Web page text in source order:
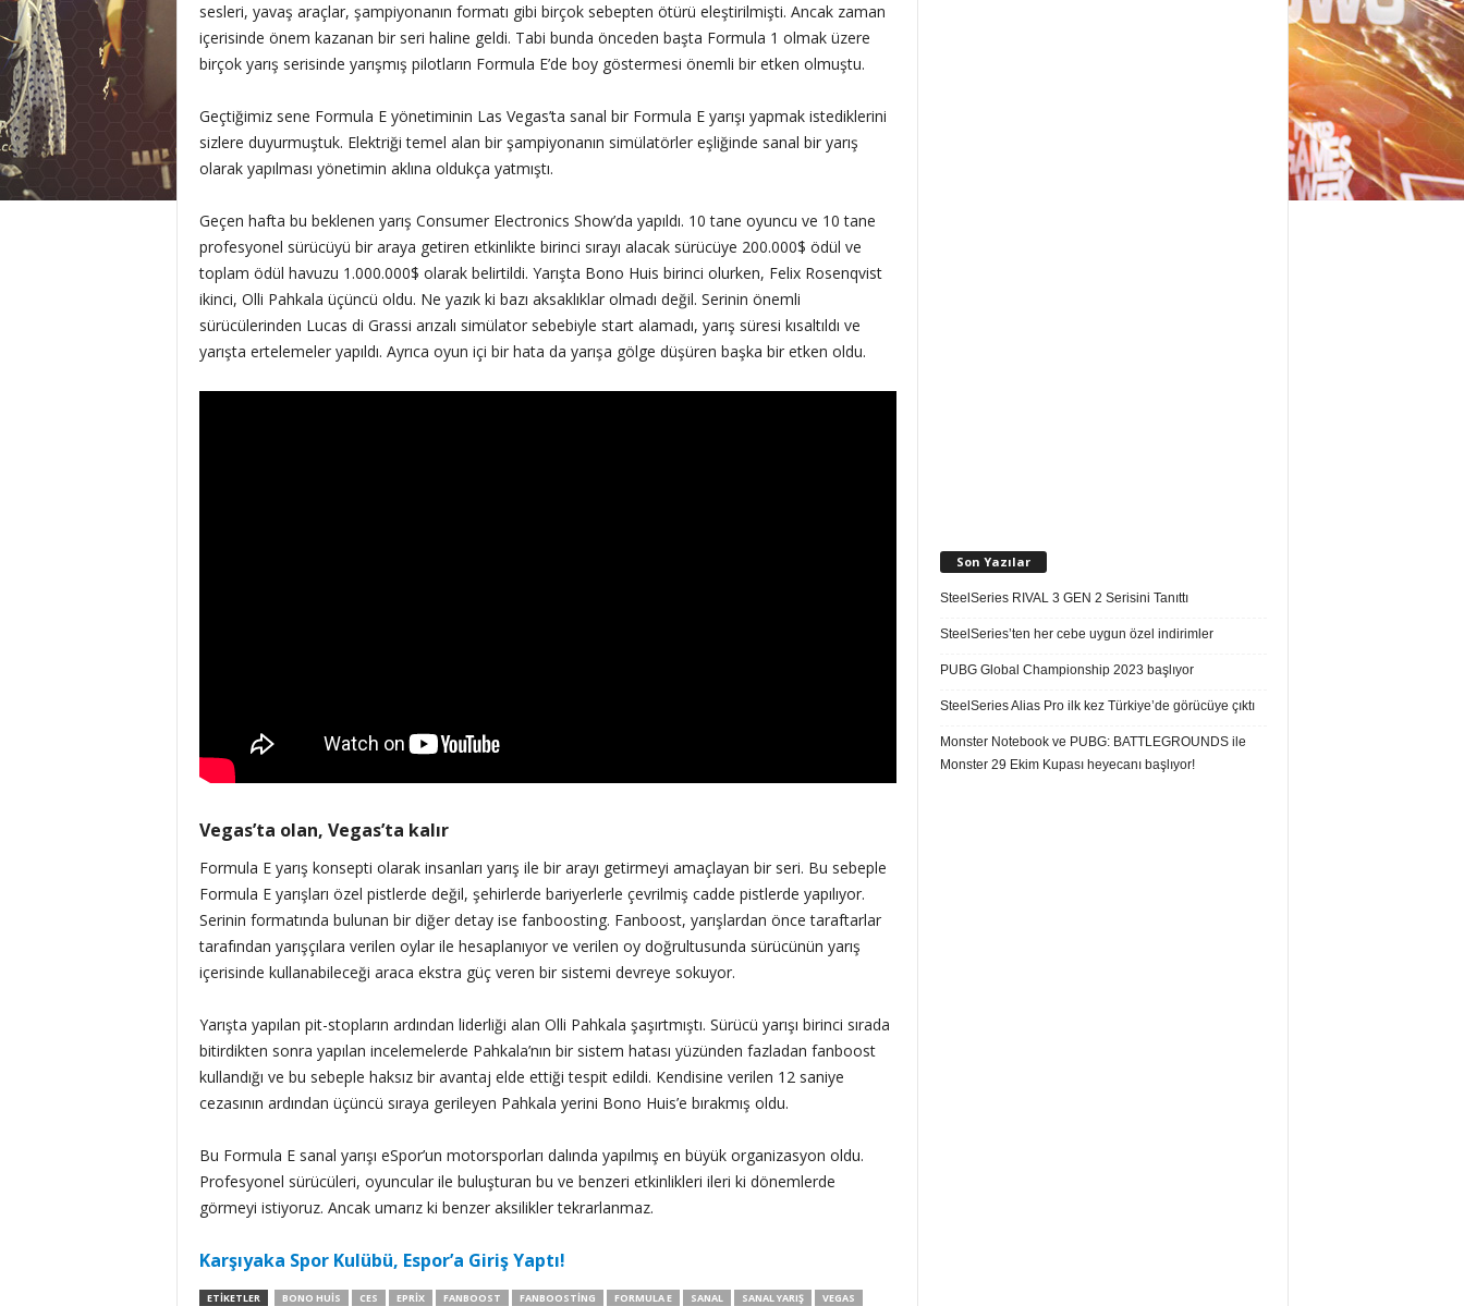
sesleri, yavaş araçlar, şampiyonanın formatı gibi birçok sebepten ötürü eleştirilmişti. Ancak zaman
içerisinde önem kazanan bir seri haline geldi. Tabi bunda önceden başta Formula 1 olmak üzere
birçok yarış serisinde yarışmış pilotların Formula E’de boy göstermesi önemli bir etken olmuştu.
Geçtiğimiz sene Formula E yönetiminin Las Vegas’ta sanal bir Formula E yarışı yapmak istediklerini
sizlere duyurmuştuk. Elektriği temel alan bir şampiyonanın simülatörler eşliğinde sanal bir yarış
olarak yapılması yönetimin aklına oldukça yatmıştı.
Geçen hafta bu beklenen yarış Consumer Electronics Show’da yapıldı. 10 tane oyuncu ve 10 tane
profesyonel sürücüyü bir araya getiren etkinlikte birinci sırayı alacak sürücüye 200.000$ ödül ve
toplam ödül havuzu 1.000.000$ olarak belirtildi. Yarışta Bono Huis birinci olurken, Felix Rosenqvist
ikinci, Olli Pahkala üçüncü oldu. Ne yazık ki bazı aksaklıklar olmadı değil. Serinin önemli
sürücülerinden Lucas di Grassi arızalı simülator sebebiyle start alamadı, yarış süresi kısaltıldı ve
yarışta ertelemeler yapıldı. Ayrıca oyun içi bir hata da yarışa gölge düşüren başka bir etken oldu.
Vegas’ta olan, Vegas’ta kalır
Formula E yarış konsepti olarak insanları yarış ile bir arayı getirmeyi amaçlayan bir seri. Bu sebeple
Formula E yarışları özel pistlerde değil, şehirlerde bariyerlerle çevrilmiş cadde pistlerde yapılıyor.
Serinin formatında bulunan bir diğer detay ise fanboosting. Fanboost, yarışlardan önce taraftarlar
tarafından yarışçılara verilen oylar ile hesaplanıyor ve verilen oy doğrultusunda sürücünün yarış
içerisinde kullanabileceği araca ekstra güç veren bir sistemi devreye sokuyor.
Yarışta yapılan pit-stopların ardından liderliği alan Olli Pahkala şaşırtmıştı. Sürücü yarışı birinci sırada
bitirdikten sonra yapılan incelemelerde Pahkala’nın bir sistem hatası yüzünden fazladan fanboost
kullandığı ve bu sebeple haksız bir avantaj elde ettiği tespit edildi. Kendisine verilen 12 saniye
cezasının ardından üçüncü sıraya gerileyen Pahkala yerini Bono Huis’e bırakmış oldu.
Bu Formula E sanal yarışı eSpor’un motorsporları dalında yapılmış en büyük organizasyon oldu.
Profesyonel sürücüleri, oyuncular ile buluşturan bu ve benzeri etkinlikleri ileri ki dönemlerde
görmeyi istiyoruz. Ancak umarız ki benzer aksilikler tekrarlanmaz.
Karşıyaka Spor Kulübü, Espor’a Giriş Yaptı!
ETIKETLER BONO HUIS CES EPRIX FANBOOST FANBOOSTING FORMULA E SANAL SANAL YARIŞ
VEGAS
Son Yazılar
SteelSeries RIVAL 3 GEN 2 Serisini Tanıttı
SteelSeries’ten her cebe uygun özel indirimler
PUBG Global Championship 2023 başlıyor
SteelSeries Alias Pro ilk kez Türkiye’de görücüye çıktı
Monster Notebook ve PUBG: BATTLEGROUNDS ile
Monster 29 Ekim Kupası heyecanı başlıyor!